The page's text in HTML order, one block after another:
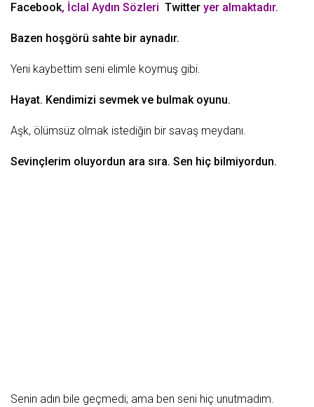
Facebook, İclal Aydın Sözleri Twitter yer almaktadır.
Bazen hoşgörü sahte bir aynadır.
Yeni kaybettim seni elimle koymuş gibi.
Hayat. Kendimizi sevmek ve bulmak oyunu.
Aşk, ölümsüz olmak istediğin bir savaş meydanı.
Sevinçlerim oluyordun ara sıra. Sen hiç bilmiyordun.
Senin adın bile geçmedi; ama ben seni hiç unutmadım.